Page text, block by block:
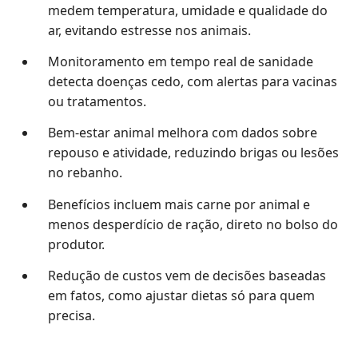
medem temperatura, umidade e qualidade do
ar, evitando estresse nos animais.
Monitoramento em tempo real de sanidade
detecta doenças cedo, com alertas para vacinas
ou tratamentos.
Bem-estar animal melhora com dados sobre
repouso e atividade, reduzindo brigas ou lesões
no rebanho.
Benefícios incluem mais carne por animal e
menos desperdício de ração, direto no bolso do
produtor.
Redução de custos vem de decisões baseadas
em fatos, como ajustar dietas só para quem
precisa.